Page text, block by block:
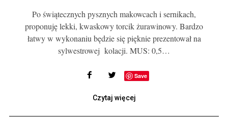
Po świątecznych pysznych makowcach i sernikach,
proponuję lekki, kwaskowy torcik żurawinowy. Bardzo
łatwy w wykonaniu będzie się pięknie prezentował na
sylwestrowej kolacji. MUS: 0,5…
Save
Czytaj więcej